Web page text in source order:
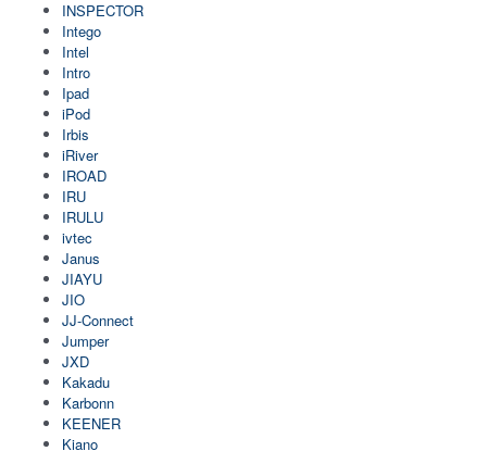
INSPECTOR
Intego
Intel
Intro
Ipad
iPod
Irbis
iRiver
IROAD
IRU
IRULU
ivtec
Janus
JIAYU
JIO
JJ-Connect
Jumper
JXD
Kakadu
Karbonn
KEENER
Kiano